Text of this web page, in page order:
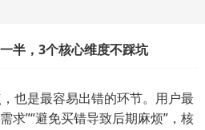
半，3个核心维度不踩坑
也是最容易出错的环节。用户最
求”“避免买错导致后期麻烦”，核